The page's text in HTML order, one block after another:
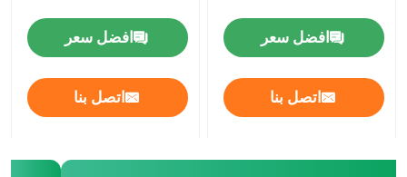
ناقل مراقبة الجنين
افضل سعر
اتصل بنا
افضل سعر
اتصل بنا